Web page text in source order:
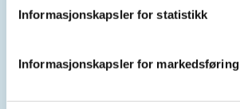
Informasjonskapsler for statistikk
Informasjonskapsler for markedsføring
Sovepose
Ullklær for å holde varmen om